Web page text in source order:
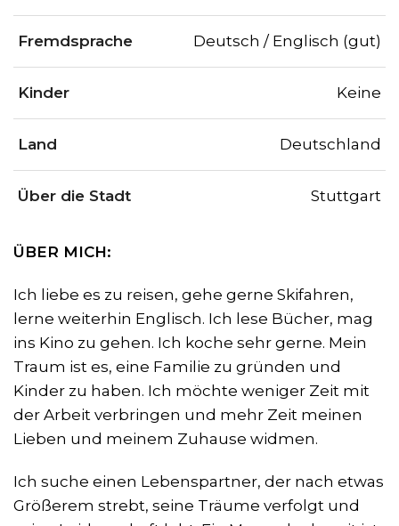
Fremdsprache Deutsch / Englisch (gut)
Kinder Keine
Land Deutschland
Über die Stadt Stuttgart
ÜBER MICH:
Ich liebe es zu reisen, gehe gerne Skifahren,
lerne weiterhin Englisch. Ich lese Bücher, mag
ins Kino zu gehen. Ich koche sehr gerne. Mein
Traum ist es, eine Familie zu gründen und
Kinder zu haben. Ich möchte weniger Zeit mit
der Arbeit verbringen und mehr Zeit meinen
Lieben und meinem Zuhause widmen.
Ich suche einen Lebenspartner, der nach etwas
Größerem strebt, seine Träume verfolgt und